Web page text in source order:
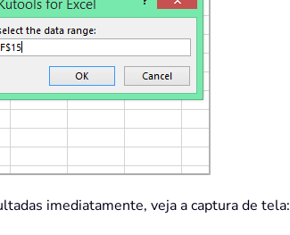
imediatamente, veja a captura de tela: